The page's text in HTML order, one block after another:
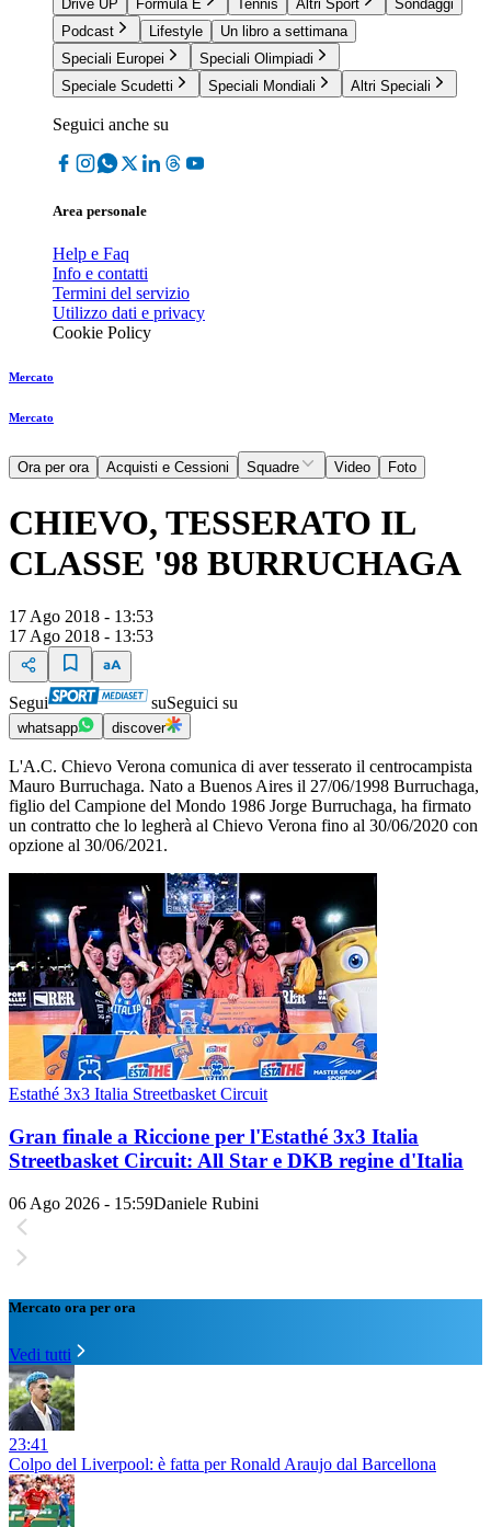
Drive UP
Formula E Tennis Altri Sport
Sondaggi
Podcast
Lifestyle
Un libro a settimana
Speciali Europei
Speciali Olimpiadi
Speciale Scudetti
Speciali Mondiali Altri Speciali
Seguici anche su
Area personale
Help e Faq
Info e contatti
Termini del servizio
Utilizzo dati e privacy
Cookie Policy
Mercato
Mercato
Ora per ora Acquisti e Cessioni Squadre Video Foto
CHIEVO, TESSERATO IL
CLASSE '98 BURRUCHAGA
17 Ago 2018 - 13:53
17 Ago 2018 - 13:53
Segui suSeguici su
whatsapp discover
L'A.C. Chievo Verona comunica di aver tesserato il centrocampista
Mauro Burruchaga. Nato a Buenos Aires il 27/06/1998 Burruchaga,
figlio del Campione del Mondo 1986 Jorge Burruchaga, ha firmato
un contratto che lo legherà al Chievo Verona fino al 30/06/2020 con
opzione al 30/06/2021.
Estathé 3x3 Italia Streetbasket Circuit
Gran finale a Riccione per l'Estathé 3x3 Italia
Streetbasket Circuit: All Star e DKB regine d'Italia
06 Ago 2026 - 15:59Daniele Rubini
Mercato ora per ora
Vedi tutti
23:41
Colpo del Liverpool: è fatta per Ronald Araujo dal Barcellona